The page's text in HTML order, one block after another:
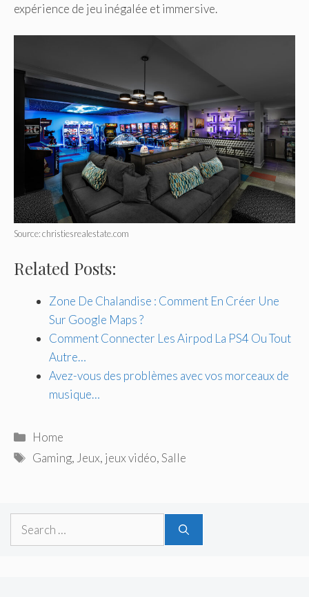
expérience de jeu inégalée et immersive.
Source: christiesrealestate.com
Related Posts:
Zone De Chalandise : Comment En Créer Une
Sur Google Maps ?
Comment Connecter Les Airpod La PS4 Ou Tout
Autre…
Avez-vous des problèmes avec vos morceaux de
musique…
Categories
Home
Tags
Gaming, Jeux, jeux vidéo,Salle
Search